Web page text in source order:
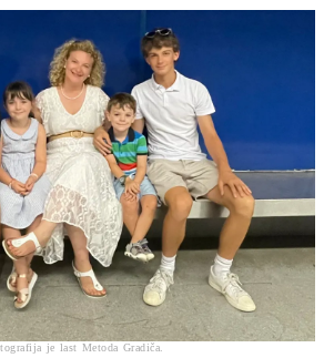
je last Metoda Gradiča.